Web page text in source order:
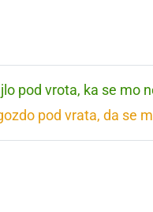
pod vrota, ka se mo
pod vrata, da se